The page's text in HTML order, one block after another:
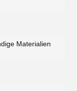
Materialien